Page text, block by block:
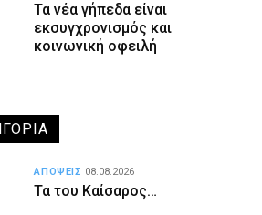
Τα νέα γήπεδα είναι
εκσυγχρονισμός και
κοινωνική οφειλή
Τα του Καίσαρος…
ΑΠΟΨΕΙΣ 08.08.2026